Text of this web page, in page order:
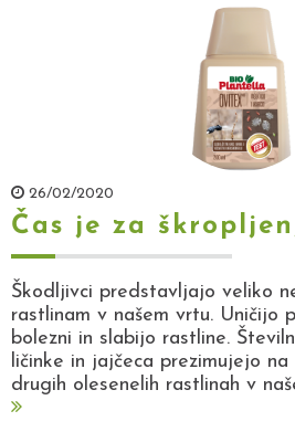
26/02/2020
Čas je za
Škodljivci predstavljajo veliko
rastlinam v našem vrtu. Uničijo
bolezni in slabijo rastline.
ličinke in jajčeca prezimujejo
drugih olesenelih rastlinah v